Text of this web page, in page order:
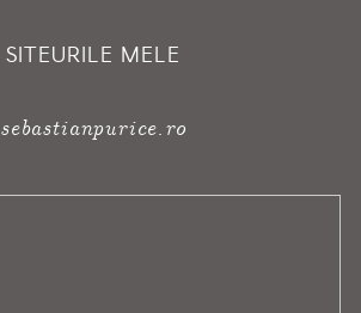
SITEURILE MELE
sebastianpurice.ro